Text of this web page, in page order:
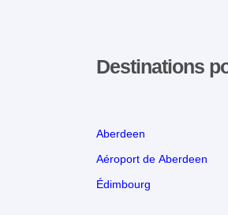
Destinations
Aberdeen
Aéroport de Aberdeen
Édimbourg